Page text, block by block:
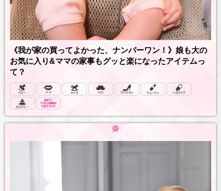
《我が家の買ってよかった、ナンバーワン！》娘も大の
お気に入り&ママの家事もグッと楽になったアイテムっ
て？